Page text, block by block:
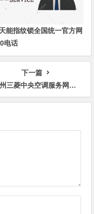
能指纹锁全国统一官方网
电话
下一篇
三菱中央空调服务网点咨询热线